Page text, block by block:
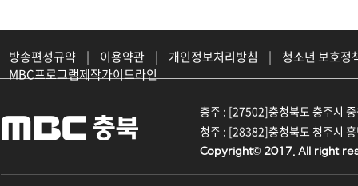
방송편성규약 | 이용약관 | 개인정보처리방침 |
청소년 보호정
MBC프로그램제작가이드라인
충주 : [27502]충청북도 충주시
청주 : [28382]충청북도 청주시
Copyright© 2017. All right